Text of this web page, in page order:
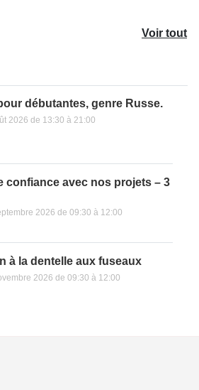
Voir tout
débutantes, genre Russe.
2026 de 13:30 à 21:00
confiance avec nos projets – 3
2026 de 09:30 à 12:00
à la dentelle aux fuseaux
2026 de 09:30 à 12:00